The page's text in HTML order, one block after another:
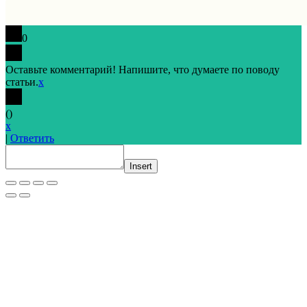
0
Оставьте комментарий! Напишите, что думаете по поводу
статьи.x
()
x
| Ответить
Insert